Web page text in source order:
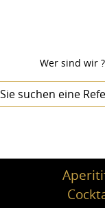
Wer sind wir ?